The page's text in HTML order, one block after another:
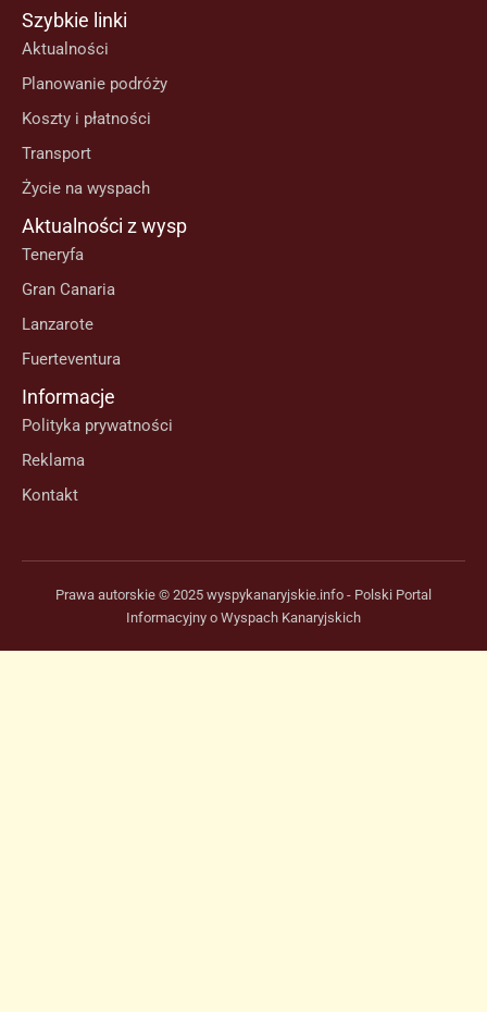
Szybkie linki
Aktualności
Planowanie podróży
Koszty i płatności
Transport
Życie na wyspach
Aktualności z wysp
Teneryfa
Gran Canaria
Lanzarote
Fuerteventura
Informacje
Polityka prywatności
Reklama
Kontakt
Prawa autorskie © 2025 wyspykanaryjskie.info - Polski Portal
Informacyjny o Wyspach Kanaryjskich